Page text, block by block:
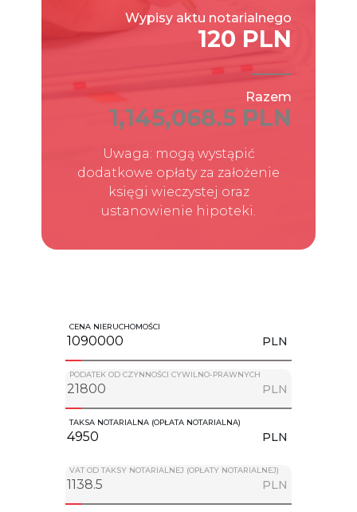
Wypisy aktu notarialnego
120 PLN
Razem
1,145,068.5 PLN
Uwaga: mogą wystąpić
dodatkowe opłaty za założenie
księgi wieczystej oraz
ustanowienie hipoteki.
CENA NIERUCHOMOŚCI
PLN
PODATEK OD CZYNNOŚCI CYWILNO-PRAWNYCH
PLN
TAKSA NOTARIALNA (OPŁATA NOTARIALNA)
PLN
VAT OD TAKSY NOTARIALNEJ (OPŁATY NOTARIALNEJ)
PLN